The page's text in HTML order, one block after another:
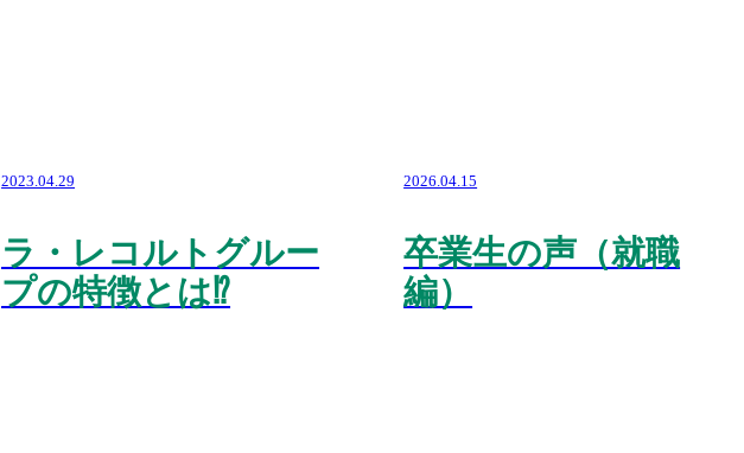
2023.04.29
ラ・レコルトグルー
プの特徴とは⁉️
2026.04.15
卒業生の声（就職
編）